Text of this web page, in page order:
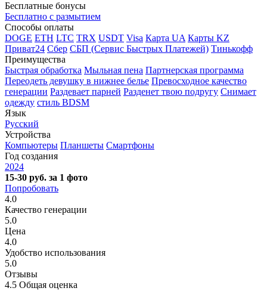
Бесплатные бонусы
Бесплатно с размытием
Способы оплаты
DOGE ETH LTC TRX USDT Visa Карта UA Карты KZ
Приват24 Сбер СБП (Сервис Быстрых Платежей) Тинькофф
Преимущества
Быстрая обработка Мыльная пена Партнерская программа
Переодеть девушку в нижнее белье Превосходное качество
генерации Раздевает парней Разденет твою подругу Снимает
одежду стиль BDSM
Язык
Русский
Устройства
Компьютеры Планшеты Смартфоны
Год создания
2024
15-30 руб. за 1 фото
Попробовать
4.0
Качество генерации
5.0
Цена
4.0
Удобство использования
5.0
Отзывы
4.5 Общая оценка